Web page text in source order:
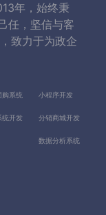
年，始终秉
任，坚信与客
致力于为政企
购系统 小程序开发
统开发 分销商城开发
数据分析系统